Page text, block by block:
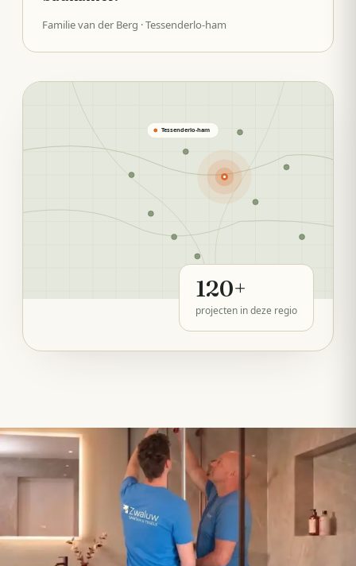
Tessenderlo-ham
120+
projecten in deze regio
Familie van der Berg · Tessenderlo-ham